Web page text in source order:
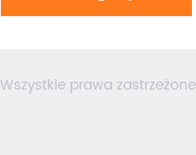
Wszystkie prawa